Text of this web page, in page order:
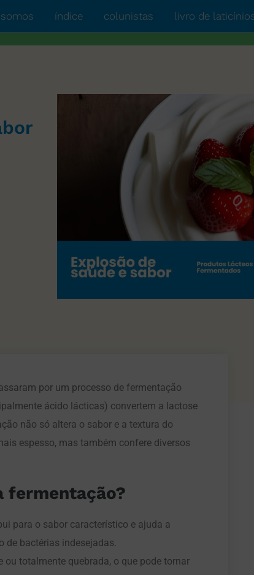
índice colunistas livro de
por um processo de fermentação
ácido lácticas) convertem a lactose
não só altera o sabor e a textura do
espesso, mas também confere diversos
fermentação?
para o sabor característico e ajuda a
de bactérias indesejadas.
ou totalmente quebrada, o que pode tornar